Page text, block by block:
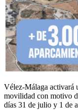
Vélez-Málaga activará
movilidad con motivo
días 31 de julio y 1 de